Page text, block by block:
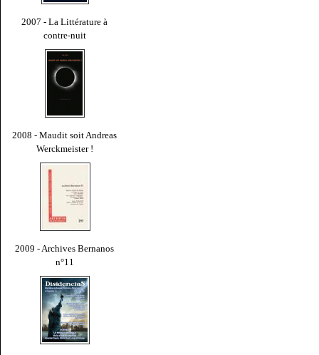
2007 - La Littérature à
contre-nuit
2008 - Maudit soit Andreas
Werckmeister !
2009 - Archives Bernanos
n°11